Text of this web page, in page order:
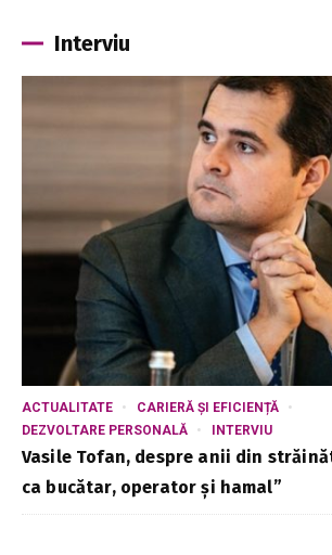
Interviu
ACTUALITATE
CARIERĂ ȘI EFICIENȚĂ
DEZVOLTARE PERSONALĂ
INTERVIU
Vasile Tofan, despre anii din
ca bucătar, operator și hamal”